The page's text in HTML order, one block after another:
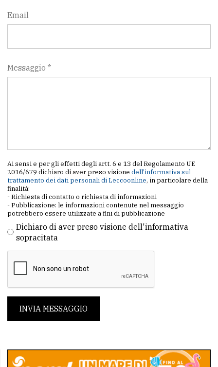
Email
Messaggio *
Ai sensi e per gli effetti degli artt. 6 e 13 del Regolamento UE
2016/679 dichiaro di aver preso visione dell'informativa sul
trattamento dei dati personali di Leccoonline, in particolare della
finalità:
- Richiesta di contatto o richiesta di informazioni
- Pubblicazione: le informazioni contenute nel messaggio
potrebbero essere utilizzate a fini di pubblicazione
Dichiaro di aver preso visione dell'informativa
sopracitata
INVIA MESSAGGIO